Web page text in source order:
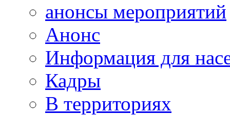
анонсы мероприятий
Анонс
Информация для
Кадры
В территориях